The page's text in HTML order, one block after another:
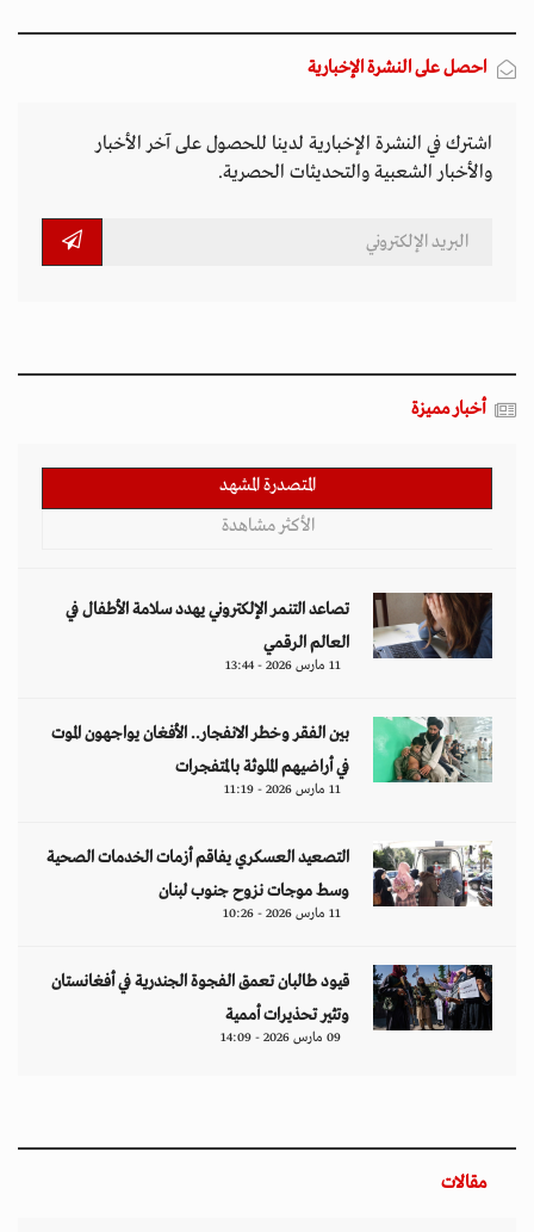
احصل على النشرة الإخبارية
اشترك في النشرة الإخبارية لدينا للحصول على آخر الأخبار
والأخبار الشعبية والتحديثات الحصرية.
أخبار مميزة
المتصدرة المشهد
الأكثر مشاهدة
تصاعد التنمر الإلكتروني يهدد سلامة الأطفال في
العالم الرقمي
11 مارس 2026 - 13:44
بين الفقر وخطر الانفجار.. الأفغان يواجهون الموت
في أراضيهم الملوثة بالمتفجرات
11 مارس 2026 - 11:19
التصعيد العسكري يفاقم أزمات الخدمات الصحية
وسط موجات نزوح جنوب لبنان
11 مارس 2026 - 10:26
قيود طالبان تعمق الفجوة الجندرية في أفغانستان
وتثير تحذيرات أممية
09 مارس 2026 - 14:09
مقالات